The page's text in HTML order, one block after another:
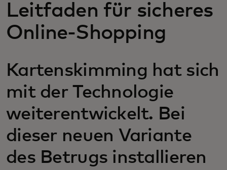
Neuigkeiten und Trends
Leitfaden für sicheres
Online-Shopping
Kartenskimming hat sich
mit der Technologie
weiterentwickelt. Bei
dieser neuen Variante
des Betrugs installieren